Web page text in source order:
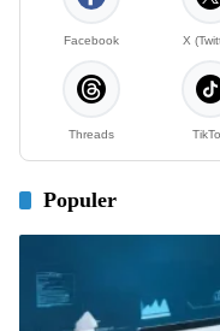
Facebook X
Threads
Populer